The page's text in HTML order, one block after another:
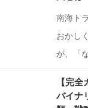
南海ト
おかし
が、「
【完
バイナ